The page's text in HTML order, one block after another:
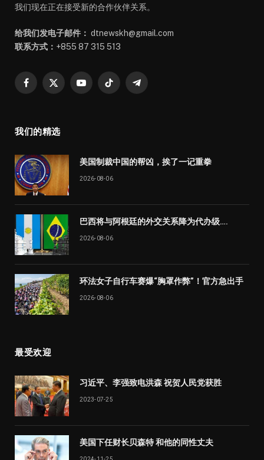
我们现在正在接受新的合作伙伴关系。
给我们发电子邮件： dtnewskh@gmail.com
联系方式： +855 87 315 513
Facebook
X
YouTubeTikTok Telegram
我们的精选
美国制裁中国的帮凶，挨了一记重拳
2026-08-06
巴西将与阿根廷的外交关系降为代办级….
2026-08-06
环法女子自行车赛爆“胸罩作弊”！官方急出手
2026-08-06
最受欢迎
习近平、李强致电洪森 祝贺人民党获胜
2023-07-25
美国下任财长贝森特 和他的同性丈夫